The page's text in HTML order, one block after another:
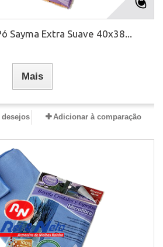
Sayma Extra Suave 40x38...
Mais
Adicionar à comparação